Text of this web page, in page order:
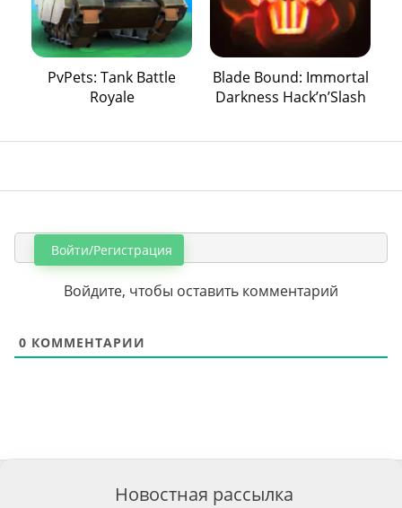
PvPets: Tank Battle
Royale
Blade Bound: Immortal
Darkness Hack’n’Slash
Войти/Регистрация
Войдите, чтобы оставить комментарий
0 КОММЕНТАРИИ
Новостная рассылка